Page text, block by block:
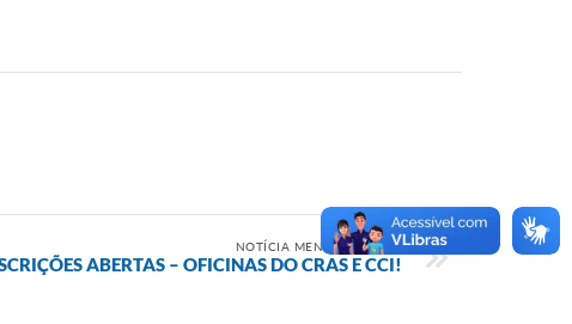
NOTÍCIA MENOS RECENTE
ABERTAS – OFICINAS DO CRAS E CCI!